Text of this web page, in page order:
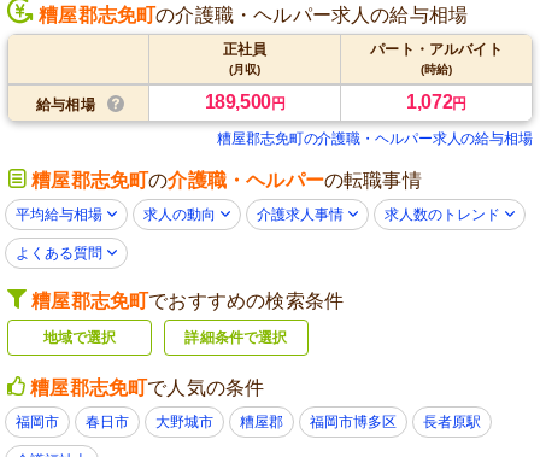
糟屋郡志免町の介護職・ヘルパー求人の給与相場
正社員
(月収)
パート・アルバイト
(時給)
給与相場 189,500円 1,072円
糟屋郡志免町の介護職・ヘルパー求人の給与相場
糟屋郡志免町の介護職・ヘルパーの転職事情
平均給与相場 求人の動向 介護求人事情 求人数のトレンド
よくある質問
糟屋郡志免町でおすすめの検索条件
地域で選択 詳細条件で選択
糟屋郡志免町で人気の条件
福岡市 春日市 大野城市 糟屋郡 福岡市博多区 長者原駅